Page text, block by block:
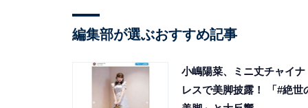
編集部が選ぶおすすめ記事
小嶋陽菜、ミニ丈チャイナ
レスで美脚披露！ 「#絶世